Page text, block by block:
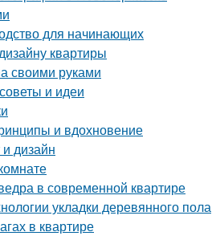
для начинающих
квартиры
своими руками
и идеи
и вдохновение
дизайн
в современной квартире
укладки деревянного пола
в квартире